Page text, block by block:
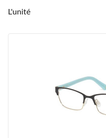
L'unité